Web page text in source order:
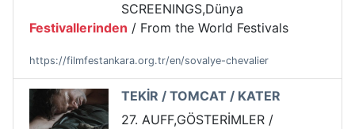
SCREENINGS,Dünya
Festivallerinden / From the World Festivals
https://filmfestankara.org.tr/en/sovalye-chevalier
TEKİR / TOMCAT / KATER
27. AUFF,GÖSTERİMLER /